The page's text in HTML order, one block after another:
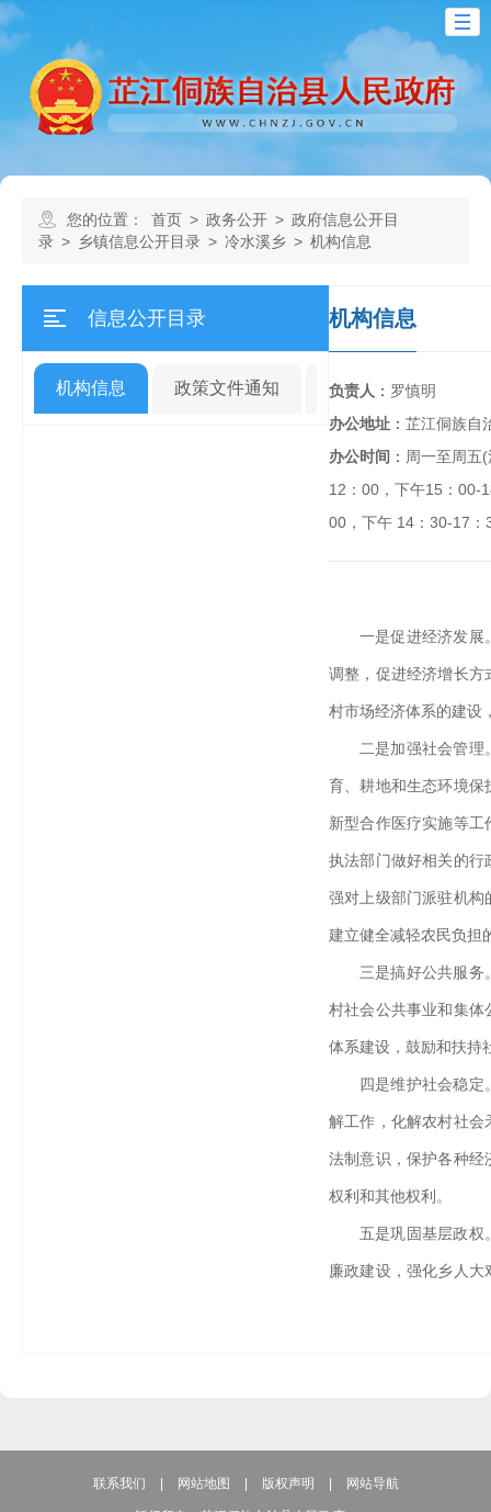
您的位置： 首页 > 政务公开 > 政府信息公开目
录 > 乡镇信息公开目录 > 冷水溪乡 > 机构信息
信息公开目录
机构信息 政策文件通知 规划计划
机构信息
负责人 ： 罗慎明
办公地址 ： 芷江侗族自
办公时间 ： 周一至周五
12：00，下午15：00-
00，下午 14：30-17：
一是促进经济发展
调整，促进经济增长方
村市场经济体系的建设
二是加强社会管
育、耕地和生态环境保
新型合作医疗实施等
执法部门做好相关的行
强对上级部门派驻机构
建立健全减轻农民负担
三是搞好公共服务
村社会公共事业和集体
体系建设，鼓励和扶持
四是维护社会稳定
解工作，化解农村社会
法制意识，保护各种经
权利和其他权利。
五是巩固基层政权
廉政建设，强化乡人
联系我们 网站地图 版权声明 网站导航